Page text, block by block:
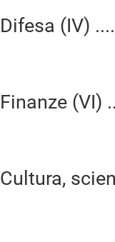
Difesa (IV)
Finanze (VI)
Cultura,